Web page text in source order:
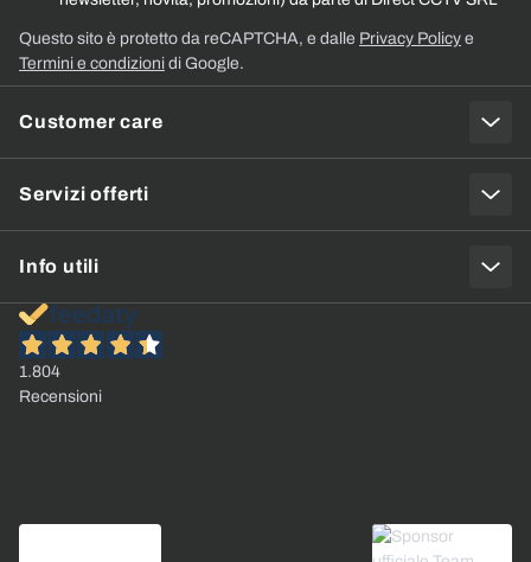
Customer care
Servizi offerti
Info utili
Questo sito è protetto da reCAPTCHA, e dalle Privacy Policy e
Termini e condizioni di Google.
1.804
Recensioni